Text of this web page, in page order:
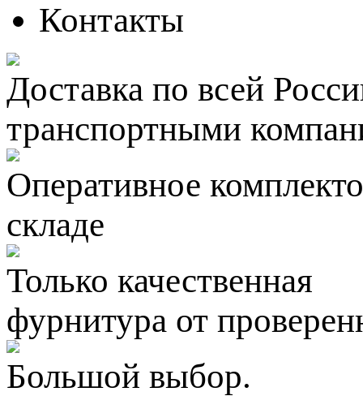
Контакты
Доставка по всей
транспортными
Оперативное
складе
Только качественная
фурнитура от
Большой выбор.